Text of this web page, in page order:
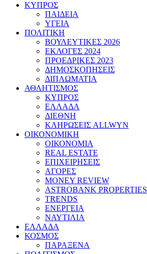
ΚΥΠΡΟΣ
ΠΑΙΔΕΙΑ
ΥΓΕΙΑ
ΠΟΛΙΤΙΚΗ
ΒΟΥΛΕΥΤΙΚΕΣ 2026
ΕΚΛΟΓΕΣ 2024
ΠΡΟΕΔΡΙΚΕΣ 2023
ΔΗΜΟΣΚΟΠΗΣΕΙΣ
ΔΙΠΛΩΜΑΤΙΑ
ΑΘΛΗΤΙΣΜΟΣ
ΚΥΠΡΟΣ
ΕΛΛΑΔΑ
ΔΙΕΘΝΗ
ΚΛΗΡΩΣΕΙΣ ALLWYN
ΟΙΚΟΝΟΜΙΚΗ
ΟΙΚΟΝΟΜΙΑ
REAL ESTATE
ΕΠΙΧΕΙΡΗΣΕΙΣ
ΑΓΟΡΕΣ
MONEY REVIEW
ASTROBANK PROPERTIES
TRENDS
ΕΝΕΡΓΕΙΑ
ΝΑΥΤΙΛΙΑ
ΕΛΛΑΔΑ
ΚΟΣΜΟΣ
ΠΑΡΑΞΕΝΑ